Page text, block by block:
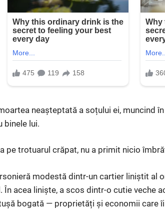
neașteptată a soțului ei, muncind
binele lui.
pe trotuarul crăpat, nu a primit nicio
modestă dintr-un cartier liniștit al
acea liniște, a scos dintr-o cutie veche
bogată — proprietăți și economii care